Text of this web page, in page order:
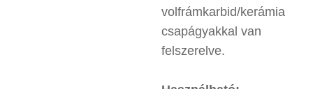
volfrámkarbid/kerámia
csapágyakkal van
felszerelve.